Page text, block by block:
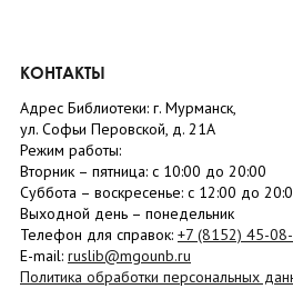
КОНТАКТЫ
Адрес Библиотеки: г. Мурманск,
ул. Софьи Перовской, д. 21А
Режим работы:
Вторник – пятница: с 10:00 до 20:00
Суббота – воскресенье: c 12:00 до
Выходной день – понедельник
Телефон для справок: +7 (8152) 45-
E-mail: ruslib@mgounb.ru
Политика обработки персональных